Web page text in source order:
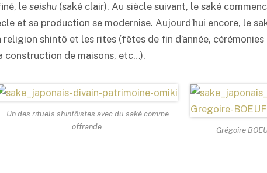
le seishu (saké clair). Au siècle suivant, le saké
et sa production se modernise. Aujourd’hui encore, le
shintô et les rites (fêtes de fin d’année, cérémonies
construction de maisons, etc…).
Un des rituels shintôistes avec du sakécomme
offrande.
Grégoire